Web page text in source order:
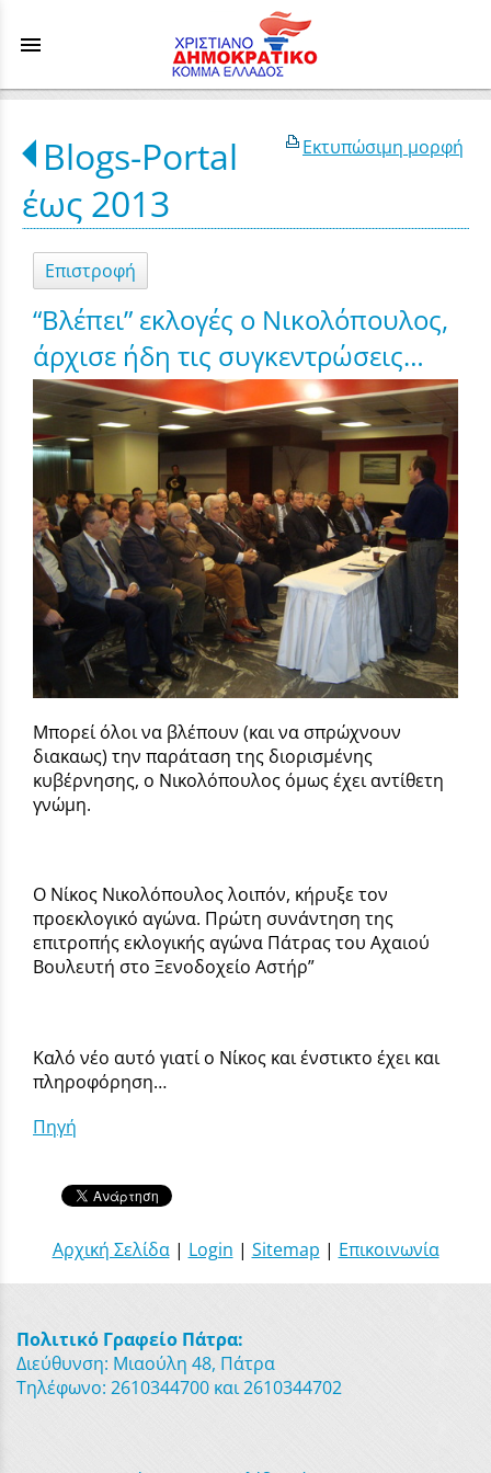
menu
Εκτυπώσιμη μορφή
Blogs-Portal
έως 2013
Επιστροφή
“Βλέπει” εκλογές ο Νικολόπουλος,
άρχισε ήδη τις συγκεντρώσεις…
Μπορεί όλοι να βλέπουν (και να σπρώχνουν
διακαως) την παράταση της διορισμένης
κυβέρνησης, ο Νικολόπουλος όμως έχει αντίθετη
γνώμη.
Ο Νίκος Νικολόπουλος λοιπόν, κήρυξε τον
προεκλογικό αγώνα. Πρώτη συνάντηση της
επιτροπής εκλογικής αγώνα Πάτρας του Αχαιού
Βουλευτή στο Ξενοδοχείο Αστήρ”
Καλό νέο αυτό γιατί ο Νίκος και ένστικτο έχει και
πληροφόρηση…
Πηγή
Αρχική Σελίδα| Login | Sitemap | Επικοινωνία
Πολιτικό Γραφείο Πάτρα:
Διεύθυνση: Μιαούλη 48, Πάτρα
Τηλέφωνο: 2610344700 και 2610344702